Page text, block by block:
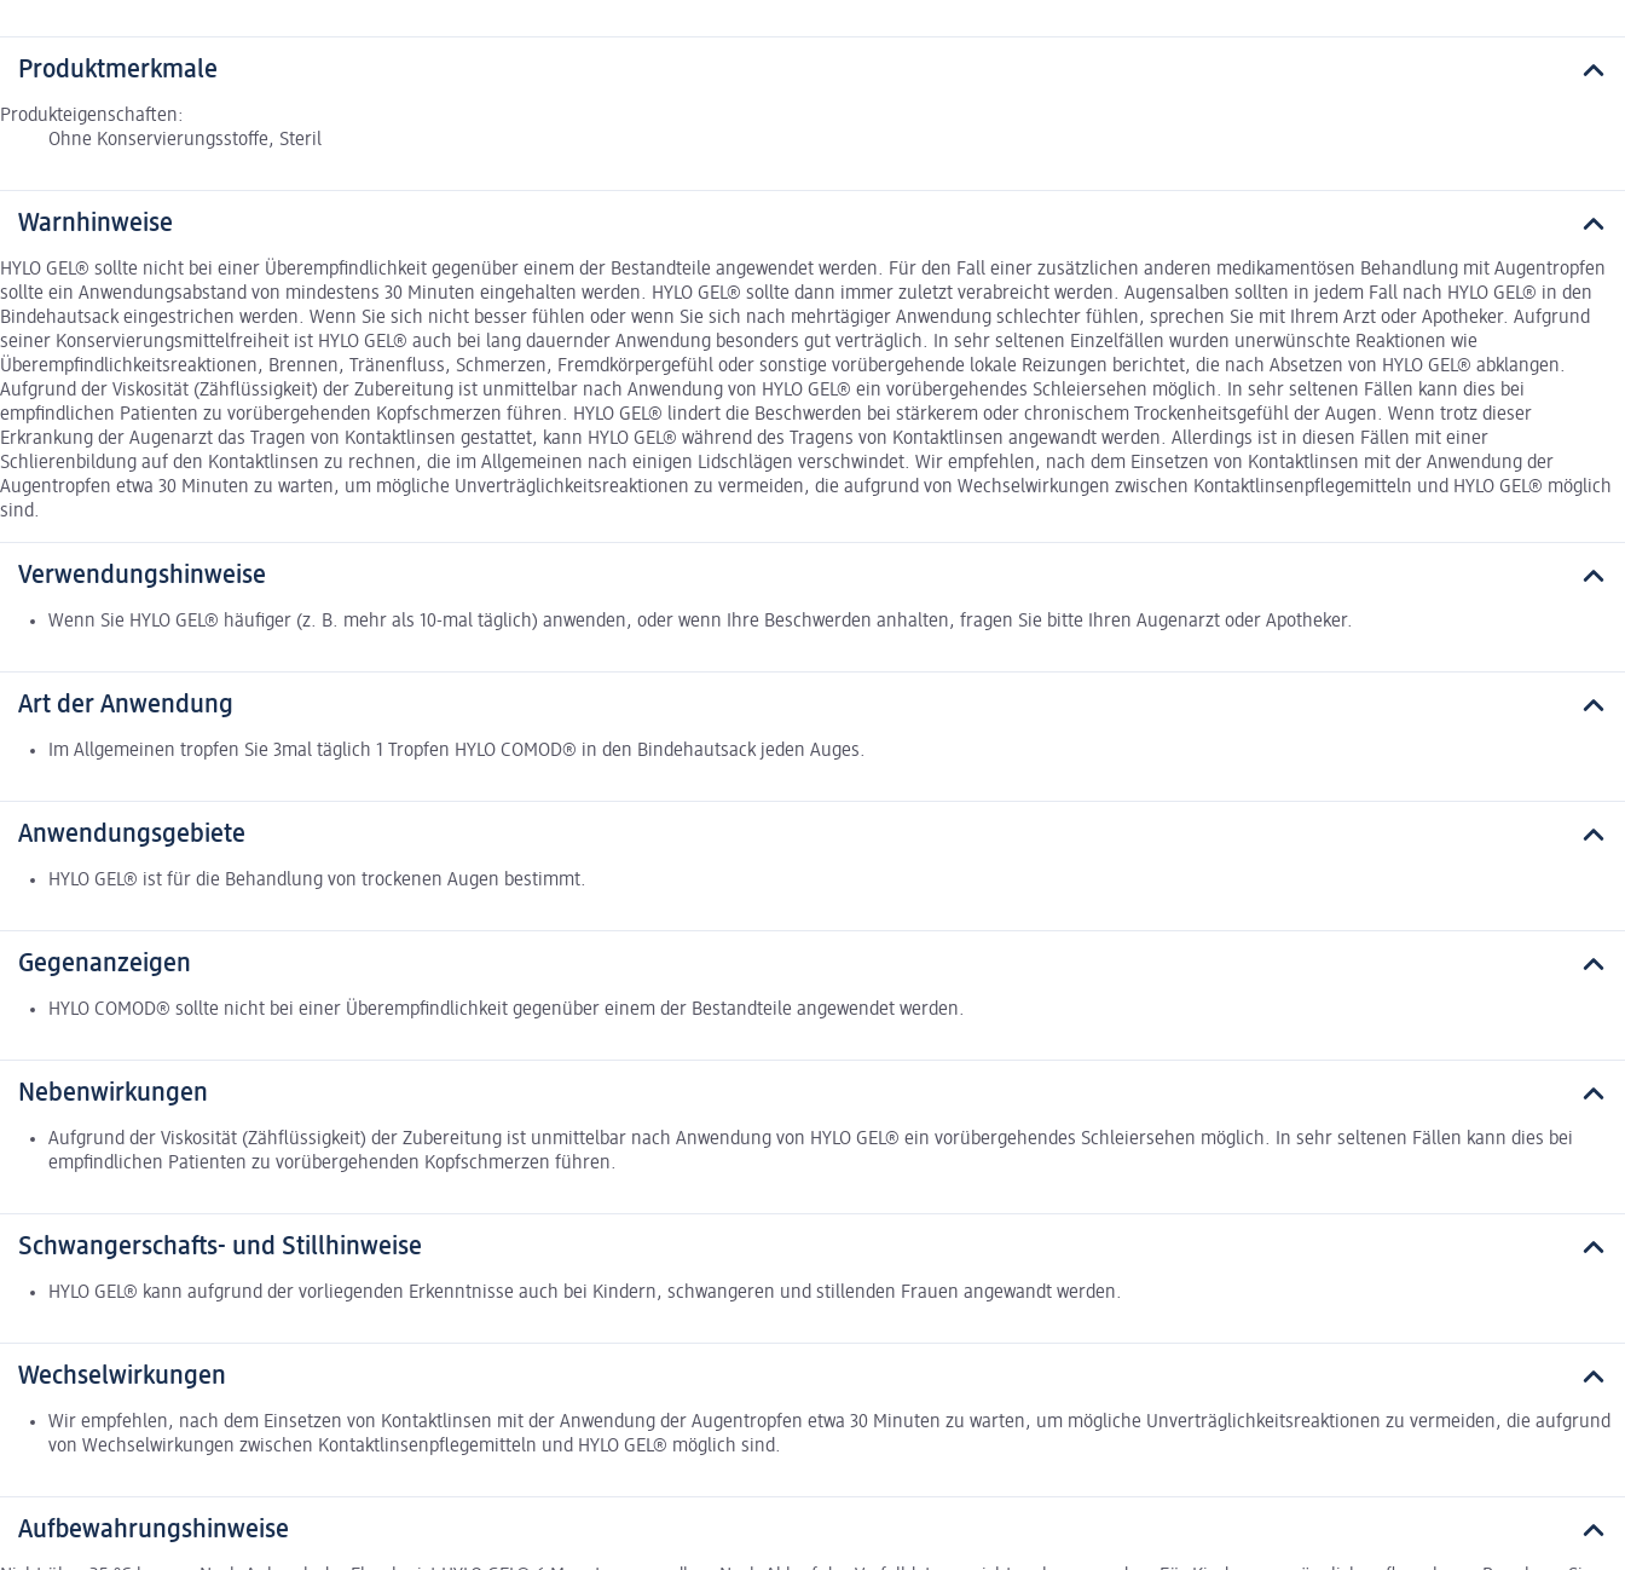
Produktmerkmale
Produkteigenschaften:
Ohne Konservierungsstoffe, Steril
Warnhinweise
HYLO GEL® sollte nicht bei einer Überempfindlichkeit gegenüber einem der Bestandteile angewendet werden. Für den Fall einer zusätzlichen anderen medikamentösen Behandlung mit Augentropfen
sollte ein Anwendungsabstand von mindestens 30 Minuten eingehalten werden. HYLO GEL® sollte dann immer zuletzt verabreicht werden. Augensalben sollten in jedem Fall nach HYLO GEL® in den
Bindehautsack eingestrichen werden. Wenn Sie sich nicht besser fühlen oder wenn Sie sich nach mehrtägiger Anwendung schlechter fühlen, sprechen Sie mit Ihrem Arzt oder Apotheker. Aufgrund
seiner Konservierungsmittelfreiheit ist HYLO GEL® auch bei lang dauernder Anwendung besonders gut verträglich. In sehr seltenen Einzelfällen wurden unerwünschte Reaktionen wie
Überempfindlichkeitsreaktionen, Brennen, Tränenfluss, Schmerzen, Fremdkörpergefühl oder sonstige vorübergehende lokale Reizungen berichtet, die nach Absetzen von HYLO GEL® abklangen.
Aufgrund der Viskosität (Zähflüssigkeit) der Zubereitung ist unmittelbar nach Anwendung von HYLO GEL® ein vorübergehendes Schleiersehen möglich. In sehr seltenen Fällen kann dies bei
empfindlichen Patienten zu vorübergehenden Kopfschmerzen führen. HYLO GEL® lindert die Beschwerden bei stärkerem oder chronischem Trockenheitsgefühl der Augen. Wenn trotz dieser
Erkrankung der Augenarzt das Tragen von Kontaktlinsen gestattet, kann HYLO GEL® während des Tragens von Kontaktlinsen angewandt werden. Allerdings ist in diesen Fällen mit einer
Schlierenbildung auf den Kontaktlinsen zu rechnen, die im Allgemeinen nach einigen Lidschlägen verschwindet. Wir empfehlen, nach dem Einsetzen von Kontaktlinsen mit der Anwendung der
Augentropfen etwa 30 Minuten zu warten, um mögliche Unverträglichkeitsreaktionen zu vermeiden, die aufgrund von Wechselwirkungen zwischen Kontaktlinsenpflegemitteln und HYLO GEL® möglich
sind.
Verwendungshinweise
Wenn Sie HYLO GEL® häufiger (z. B. mehr als 10-mal täglich) anwenden, oder wenn Ihre Beschwerden anhalten, fragen Sie bitte Ihren Augenarzt oder Apotheker.
Art der Anwendung
Im Allgemeinen tropfen Sie 3mal täglich 1 Tropfen HYLO COMOD® in den Bindehautsack jeden Auges.
Anwendungsgebiete
HYLO GEL® ist für die Behandlung von trockenen Augen bestimmt.
Gegenanzeigen
HYLO COMOD® sollte nicht bei einer Überempfindlichkeit gegenüber einem der Bestandteile angewendet werden.
Nebenwirkungen
Aufgrund der Viskosität (Zähflüssigkeit) der Zubereitung ist unmittelbar nach Anwendung von HYLO GEL® ein vorübergehendes Schleiersehen möglich. In sehr seltenen Fällen kann dies bei
empfindlichen Patienten zu vorübergehenden Kopfschmerzen führen.
Schwangerschafts- und Stillhinweise
HYLO GEL® kann aufgrund der vorliegenden Erkenntnisse auch bei Kindern, schwangeren und stillenden Frauen angewandt werden.
Wechselwirkungen
Wir empfehlen, nach dem Einsetzen von Kontaktlinsen mit der Anwendung der Augentropfen etwa 30 Minuten zu warten, um mögliche Unverträglichkeitsreaktionen zu vermeiden, die aufgrund
von Wechselwirkungen zwischen Kontaktlinsenpflegemitteln und HYLO GEL® möglich sind.
Aufbewahrungshinweise